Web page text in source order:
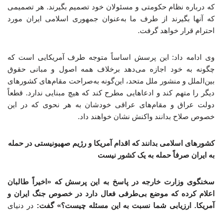
که درباره نظام حکومتی و مسئولان خود تصمیم بگیرند. هر تصمیمی
که آنها بگیرند از طرف ما به‌عنوان جمهوری اسلامی ایران مورد
احترام قرار خواهد گرفت.
وی ادامه داد: این پرسش اساساً متوجه طرف آمریکایی است که
چگونه به خود اجازه می‌دهد برخلاف همه اصول و مبانی حقوق
بین‌الملل و منشور ملل متحد، این‌گونه به‌صراحت مقام‌های کشورهای
دیگر را متهم کند و ادعاهایی مطرح کند که هیچ مبنایی ندارد. قطعاً
دولت عراق و مقام‌های عراقی خودشان به هر نحوی که در این
خصوص صلاح بدانند واکنش نشان خواهند داد.
کشورهای اسلامی بدانند که اقدام آمریکا و رژیم صهیونیستی در حمله
به ایران صرفاً حمله به یک کشور نیست
سخنگوی وزارت خارجه در پاسخ به این پرسش که «اخیراً طالبان
اعلام کرده که موضع بی‌طرفی فعال دارد در خصوص جنگ ایران و
آمریکا. ارزیابی شما نسبت به این مسئله چیست؟» گفت: در دنیای